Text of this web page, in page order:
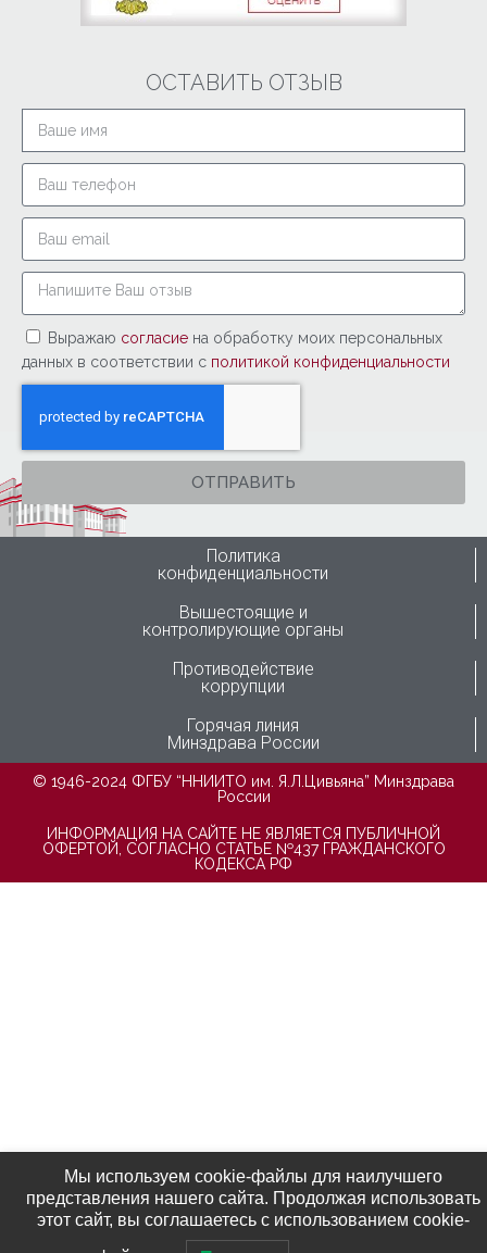
ОСТАВИТЬ ОТЗЫВ
Выражаю согласие на обработку моих персональных
данных в соответствии с политикой конфиденциальности
ОТПРАВИТЬ
Политика
конфиденциальности
Вышестоящие и
контролирующие органы
Противодействие
коррупции
Горячая линия
Минздрава России
© 1946-2024 ФГБУ “ННИИТО им. Я.Л.Цивьяна” Минздрава
России
ИНФОРМАЦИЯ НА САЙТЕ НЕ ЯВЛЯЕТСЯ ПУБЛИЧНОЙ
ОФЕРТОЙ, СОГЛАСНО СТАТЬЕ №437 ГРАЖДАНСКОГО
КОДЕКСА РФ
Мы используем cookie-файлы для наилучшего
представления нашего сайта. Продолжая использовать
этот сайт, вы соглашаетесь с использованием cookie-